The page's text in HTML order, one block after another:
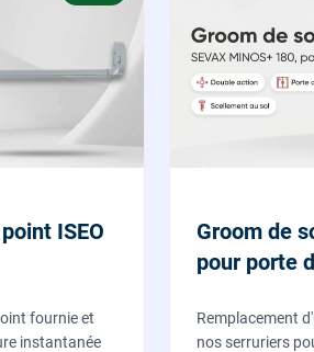
ISEO
fournie et
instantanée
Groom de
pour porte
Remplacement
nos serruriers